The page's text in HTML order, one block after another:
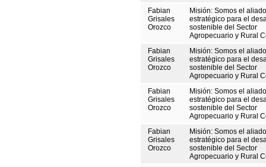
Fabian
Grisales
Orozco
Misión: Somos el aliado
estratégico para el
sostenible del Sector
Agropecuario y Rural
Fabian
Grisales
Orozco
Misión: Somos el aliado
estratégico para el
sostenible del Sector
Agropecuario y Rural
Fabian
Grisales
Orozco
Misión: Somos el aliado
estratégico para el
sostenible del Sector
Agropecuario y Rural
Fabian
Grisales
Orozco
Misión: Somos el aliado
estratégico para el
sostenible del Sector
Agropecuario y Rural